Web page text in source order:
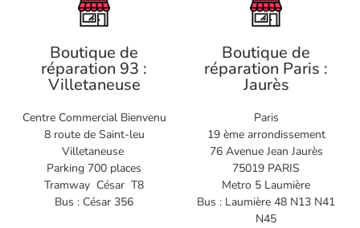
Boutique de
réparation 93 :
Villetaneuse
Centre Commercial Bienvenu
8 route de Saint-leu
Villetaneuse
Parking 700 places
Tramway César T8
Bus : César 356
Boutique de
réparation Paris :
Jaurès
Paris
19 ème arrondissement
76 Avenue Jean Jaurès
75019 PARIS
Metro 5 Laumière
Bus : Laumière 48 N13 N41
N45